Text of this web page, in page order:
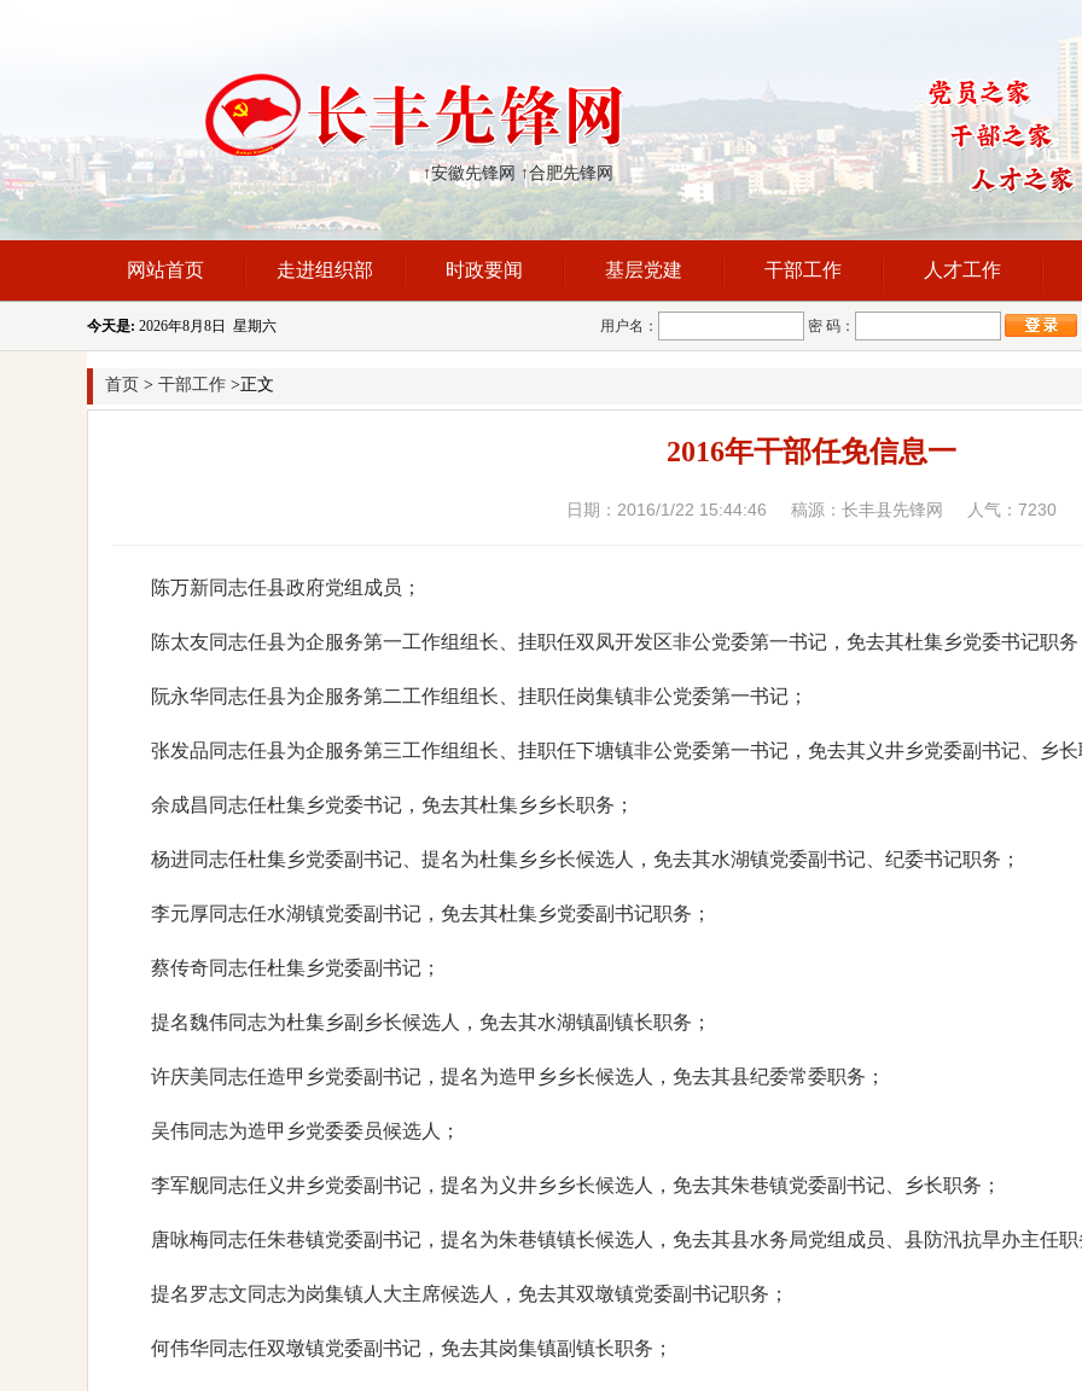
↑安徽先锋网 ↑合肥先锋网
网站首页 走进组织部 时政要闻 基层党建 干部工作 人才工作
今天是: 2026年8月8日 星期六 用户名： 密 码：
首页 > 干部工作 >正文
2016年干部任免信息一
日期：2016/1/22 15:44:46 稿源：长丰县先锋网 人气： 7230
陈万新同志任县政府党组成员；
陈太友同志任县为企服务第一工作组组长、挂职任双凤开发区非公党委第一书记，免去其杜集乡党委书记职务
阮永华同志任县为企服务第二工作组组长、挂职任岗集镇非公党委第一书记；
张发品同志任县为企服务第三工作组组长、挂职任下塘镇非公党委第一书记，免去其义井乡党委副书记、乡
余成昌同志任杜集乡党委书记，免去其杜集乡乡长职务；
杨进同志任杜集乡党委副书记、提名为杜集乡乡长候选人，免去其水湖镇党委副书记、纪委书记职务；
李元厚同志任水湖镇党委副书记，免去其杜集乡党委副书记职务；
蔡传奇同志任杜集乡党委副书记；
提名魏伟同志为杜集乡副乡长候选人，免去其水湖镇副镇长职务；
许庆美同志任造甲乡党委副书记，提名为造甲乡乡长候选人，免去其县纪委常委职务；
吴伟同志为造甲乡党委委员候选人；
李军舰同志任义井乡党委副书记，提名为义井乡乡长候选人，免去其朱巷镇党委副书记、乡长职务；
唐咏梅同志任朱巷镇党委副书记，提名为朱巷镇镇长候选人，免去其县水务局党组成员、县防汛抗旱办主任
提名罗志文同志为岗集镇人大主席候选人，免去其双墩镇党委副书记职务；
何伟华同志任双墩镇党委副书记，免去其岗集镇副镇长职务；